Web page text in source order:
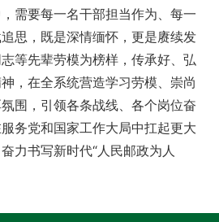
需要每一名干部担当作为、每一
思，既是深情缅怀，更是赓续发
等先辈劳模为榜样，传承好、弘
，在全系统营造学习劳模、崇尚
围，引领各条战线、各个岗位奋
务党和国家工作大局中扛起更大
力书写新时代“人民邮政为人